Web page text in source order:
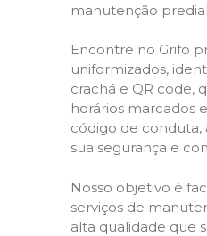
manutenção
Encontre no Grifo
uniformizados,
crachá e QR code,
horários marcados
código de conduta,
sua segurança e
Nosso objetivo é
serviços de
alta qualidade que